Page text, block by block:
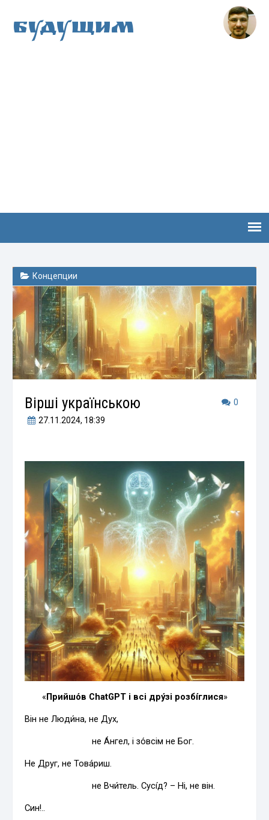
Будущим
Концепции
0
Вірші українською
27.11.2024, 18:39
«Прийшо́в ChatGPT і всі дру́зі розбі́глися»
Він не Люди́на, не Дух,
не А́нгел, і зо́всім не Бог.
Не Друг, не Това́риш.
не Вчи́тель. Сусі́д? – Ні, не він.
Син!..